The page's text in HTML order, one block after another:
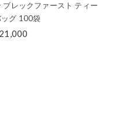
ブレックファースト ティー
グ 100袋